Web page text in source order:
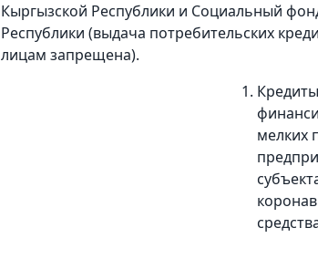
Кыргызской Республики и Социальный
Республики (выдача потребительских
лицам запрещена).
мелких